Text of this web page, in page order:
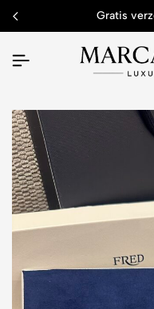
gratis